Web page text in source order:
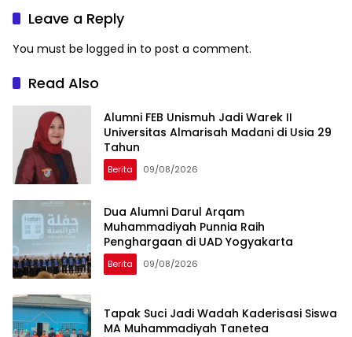
TaiwanLeave a Reply
You must be logged in to post a comment.
Read Also
Alumni FEB Unismuh Jadi Warek II
Universitas Almarisah Madani di Usia 29
Tahun
Berita 09/08/2026
Dua Alumni Darul Arqam
Muhammadiyah Punnia Raih
Penghargaan di UAD Yogyakarta
Berita 09/08/2026
Tapak Suci Jadi Wadah Kaderisasi Siswa
MA Muhammadiyah Tanetea